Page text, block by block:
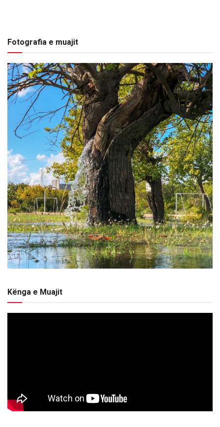
Fotografia e muajit
Kënga e Muajit